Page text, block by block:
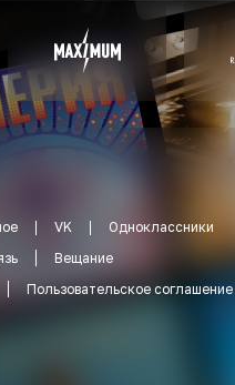
VK
Одноклассники
Вещание
Пользовательское соглашение